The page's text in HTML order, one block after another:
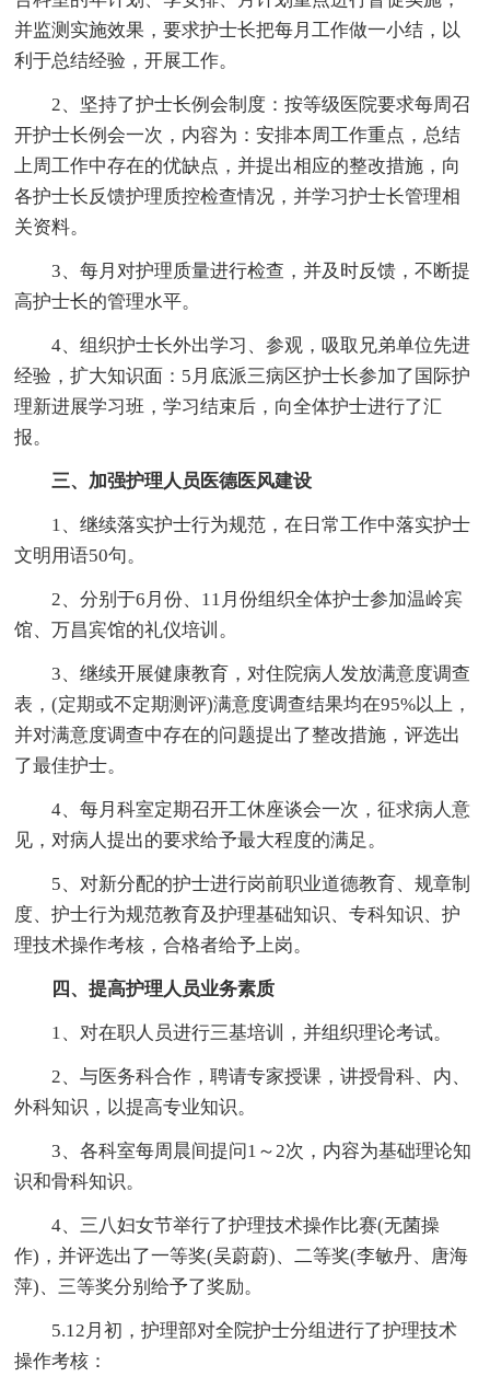
并监测实施效果，要求护士长把每月工作做一小结，以
利于总结经验，开展工作。
2、坚持了护士长例会制度：按等级医院要求每周召
开护士长例会一次，内容为：安排本周工作重点，总结
上周工作中存在的优缺点，并提出相应的整改措施，向
各护士长反馈护理质控检查情况，并学习护士长管理相
关资料。
3、每月对护理质量进行检查，并及时反馈，不断提
高护士长的管理水平。
4、组织护士长外出学习、参观，吸取兄弟单位先进
经验，扩大知识面：5月底派三病区护士长参加了国际护
理新进展学习班，学习结束后，向全体护士进行了汇
报。
三、加强护理人员医德医风建设
1、继续落实护士行为规范，在日常工作中落实护士
文明用语50句。
2、分别于6月份、11月份组织全体护士参加温岭宾
馆、万昌宾馆的礼仪培训。
3、继续开展健康教育，对住院病人发放满意度调查
表，(定期或不定期测评)满意度调查结果均在95%以上，
并对满意度调查中存在的问题提出了整改措施，评选出
了最佳护士。
4、每月科室定期召开工休座谈会一次，征求病人意
见，对病人提出的要求给予最大程度的满足。
5、对新分配的护士进行岗前职业道德教育、规章制
度、护士行为规范教育及护理基础知识、专科知识、护
理技术操作考核，合格者给予上岗。
四、提高护理人员业务素质
1、对在职人员进行三基培训，并组织理论考试。
2、与医务科合作，聘请专家授课，讲授骨科、内、
外科知识，以提高专业知识。
3、各科室每周晨间提问1～2次，内容为基础理论知
识和骨科知识。
4、三八妇女节举行了护理技术操作比赛(无菌操
作)，并评选出了一等奖(吴蔚蔚)、二等奖(李敏丹、唐海
萍)、三等奖分别给予了奖励。
5.12月初，护理部对全院护士分组进行了护理技术
操作考核：